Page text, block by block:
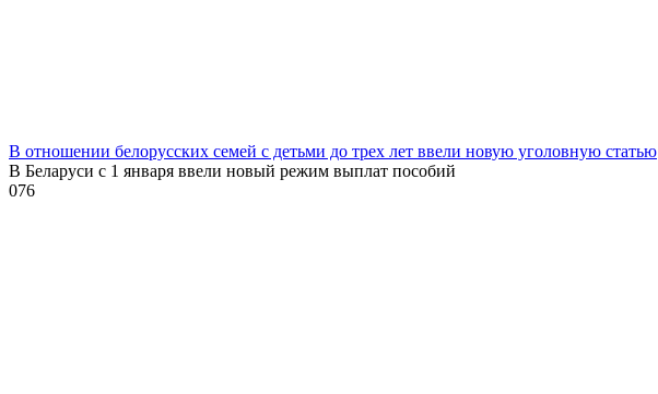
В отношении белорусских семей с детьми до трех лет ввели новую уголовную статью
В Беларуси с 1 января ввели новый режим выплат пособий
076